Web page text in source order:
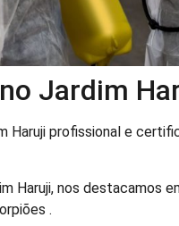
Jardim
Haruji profissional e
Haruji, nos destacamos
.